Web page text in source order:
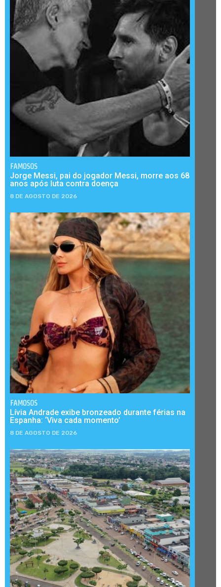
FAMOSOS
Jorge Messi, pai do jogador Messi, morre aos 68
anos após luta contra doença
8 DE AGOSTO DE 2026
FAMOSOS
Lívia Andrade exibe bronzeado durante férias na
Espanha: ‘Viva cada momento’
8 DE AGOSTO DE 2026